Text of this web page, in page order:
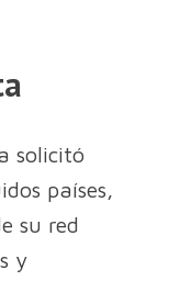
solicitó
países,
su red
y